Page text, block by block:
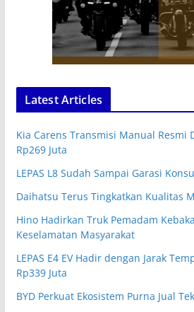
Latest Articles
Kia Carens Transmisi Manual Resmi
Rp269 Juta
LEPAS L8 Sudah Sampai Garasi
Daihatsu Terus Tingkatkan Kualitas
Hino Hadirkan Truk Pemadam
Keselamatan Masyarakat
LEPAS E4 EV Hadir dengan Jarak
Rp339 Juta
BYD Perkuat Ekosistem Purna Jual